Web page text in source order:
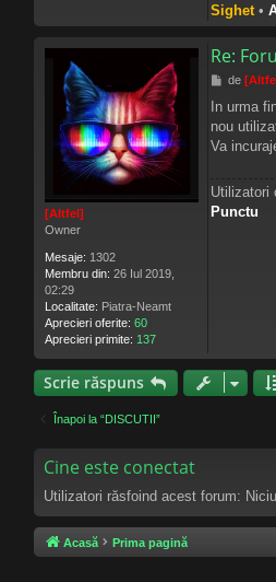
Sighet •
[Altfel]
Owner
Mesaje: 1302
Membru din: 26 Iul 2019,
02:29
Localitate: Piatra-Neamt
Aprecieri oferite: 60
Aprecieri primite: 137
Re:
M
s
a
j
de
In urma
nou
Va
Utilizatori
Punctu
Scrie răspuns
Înapoi la “DISCUTII”
Cine este conectat
Utilizatori răsfoind acest forum:
Acasă Prima pagină